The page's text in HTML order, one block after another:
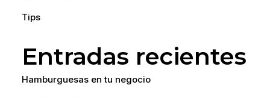
Tips
Entradas recientes
Hamburguesas en tu negocio